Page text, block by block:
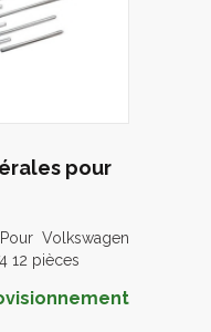
pour
Volkswagen
12 pièces